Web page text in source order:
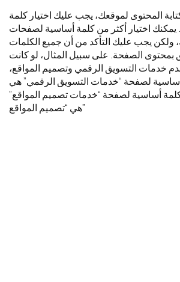
المحتوى لموقعك، يجب عليك اختيار كلمة
اختيار أكثر من كلمة أساسية لصفحات
يجب عليك التأكد من أن جميع الكلمات
بمحتوى الصفحة. على سبيل المثال، لو كانت
خدمات التسويق الرقمي وتصميم المواقع،
لصفحة “خدمات التسويق الرقمي” هي
أساسية لصفحة “خدمات تصميم المواقع”
هي “تصميم المواقع”